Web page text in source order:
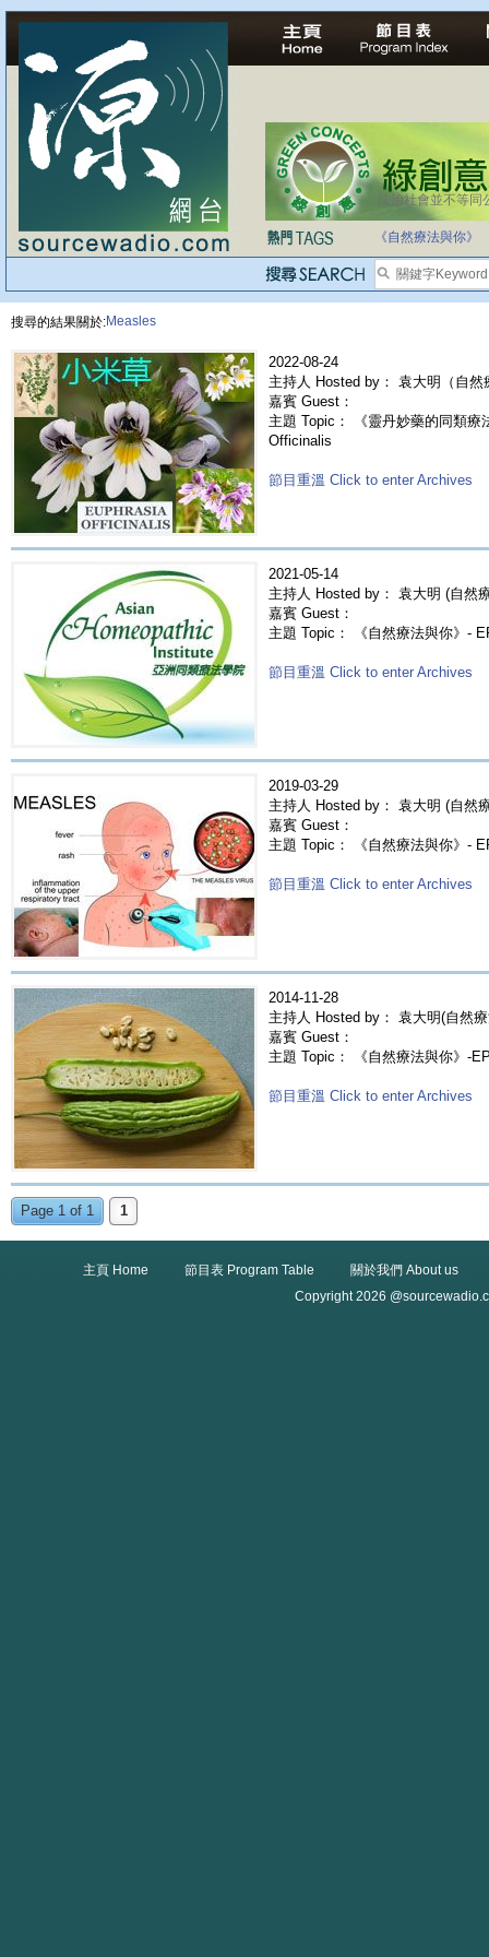
法治社會並不等同
自家教育合法化-
《自然療法與你》
搜尋的結果關於:Measles
2022-08-24
主持人 Hosted by： 袁大明（自然
嘉賓 Guest：
主題 Topic： 《靈丹妙藥的同類
Officinalis
節目重溫 Click to enter Archives
2021-05-14
主持人 Hosted by： 袁大明 (自然
嘉賓 Guest：
主題 Topic： 《自然療法與你》-
節目重溫 Click to enter Archives
2019-03-29
主持人 Hosted by： 袁大明 (自然
嘉賓 Guest：
主題 Topic： 《自然療法與你》-
節目重溫 Click to enter Archives
2014-11-28
主持人 Hosted by： 袁大明(自然
嘉賓 Guest：
主題 Topic： 《自然療法與你》-
節目重溫 Click to enter Archives
Page 1 of 1 1
主頁 Home 節目表 Program Table
關於我們 About us
Copyright 2026